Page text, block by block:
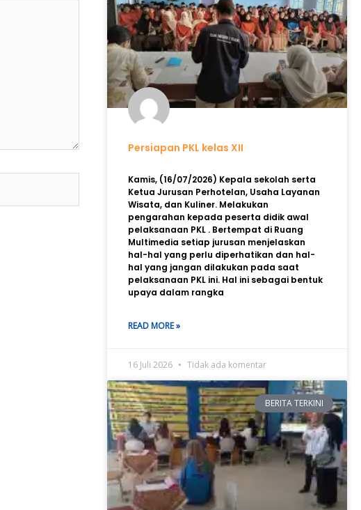
Persiapan PKL kelas XII
Kamis, (16/07/2026) Kepala sekolah serta
Ketua Jurusan Perhotelan, Usaha Layanan
Wisata, dan Kuliner. Melakukan
pengarahan kepada peserta didik awal
pelaksanaan PKL . Bertempat di Ruang
Multimedia setiap jurusan menjelaskan
hal-hal yang perlu diperhatikan dan hal-
hal yang jangan dilakukan pada saat
pelaksanaan PKL ini. Hal ini sebagai bentuk
upaya dalam rangka
READ MORE »
16 Juli 2026 Tidak ada komentar
BERITA TERKINI